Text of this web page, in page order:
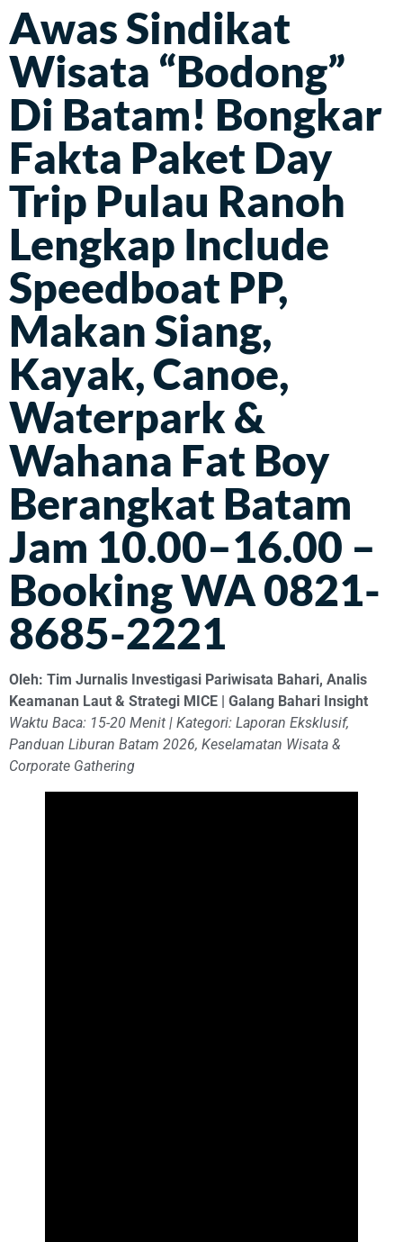
Awas Sindikat
Wisata “Bodong”
Di Batam! Bongkar
Fakta Paket Day
Trip Pulau Ranoh
Lengkap Include
Speedboat PP,
Makan Siang,
Kayak, Canoe,
Waterpark &
Wahana Fat Boy
Berangkat Batam
Jam 10.00–16.00 –
Booking WA 0821-
8685-2221
Oleh: Tim Jurnalis Investigasi Pariwisata Bahari, Analis
Keamanan Laut & Strategi MICE | Galang Bahari Insight
Waktu Baca: 15-20 Menit | Kategori: Laporan Eksklusif,
Panduan Liburan Batam 2026, Keselamatan Wisata &
Corporate Gathering